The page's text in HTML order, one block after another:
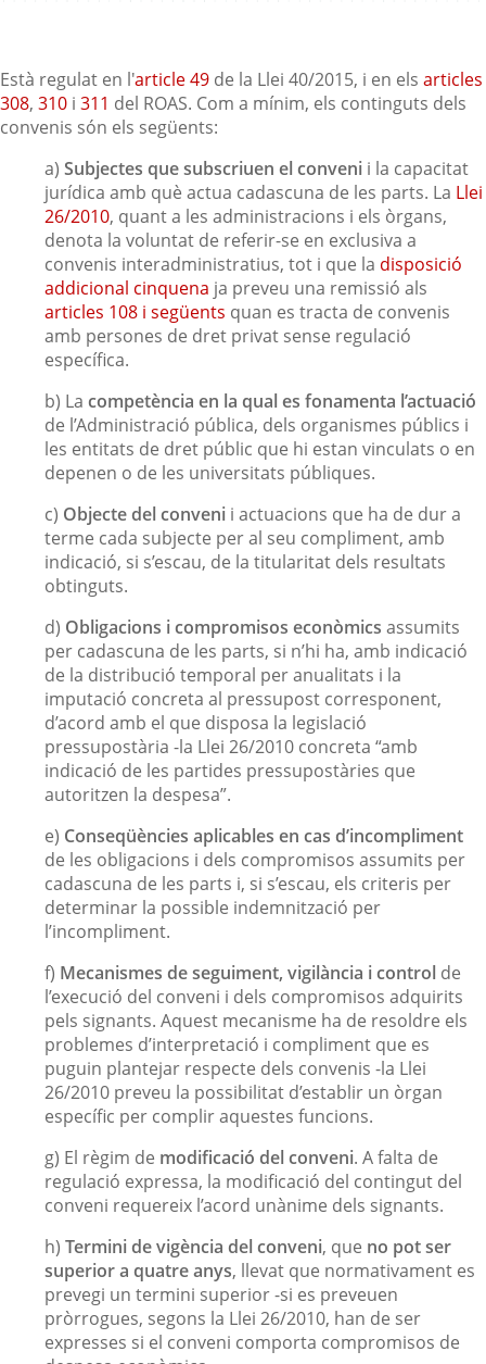
Està regulat en l'article 49 de la Llei 40/2015, i en els articles
308, 310 i 311 del ROAS. Com a mínim, els continguts dels
convenis són els següents:
a) Subjectes que subscriuen el convenii la capacitat
jurídica amb què actua cadascuna de les parts. La Llei
26/2010, quant a les administracions i els òrgans,
denota la voluntat de referir-se en exclusiva a
convenis interadministratius, tot i que la disposició
addicional cinquena ja preveu una remissió als
articles 108 i següents quan es tracta de convenis
amb persones de dret privat sense regulació
específica.
b) La competència en la qual es fonamenta l’actuació
de l’Administració pública, dels organismes públics i
les entitats de dret públic que hi estan vinculats o en
depenen o de les universitats públiques.
c) Objecte del convenii actuacions que ha de dur a
terme cada subjecte per al seu compliment, amb
indicació, si s’escau, de la titularitat dels resultats
obtinguts.
d) Obligacions i compromisos econòmics assumits
per cadascuna de les parts, si n’hi ha, amb indicació
de la distribució temporal per anualitats i la
imputació concreta al pressupost corresponent,
d’acord amb el que disposa la legislació
pressupostària -la Llei 26/2010 concreta “amb
indicació de les partides pressupostàries que
autoritzen la despesa”.
e) Conseqüències aplicables en cas d’incompliment
de les obligacions i dels compromisos assumits per
cadascuna de les parts i, si s’escau, els criteris per
determinar la possible indemnització per
l’incompliment.
f) Mecanismes de seguiment, vigilància i controlde
l’execució del conveni i dels compromisos adquirits
pels signants. Aquest mecanisme ha de resoldre els
problemes d’interpretació i compliment que es
puguin plantejar respecte dels convenis -la Llei
26/2010 preveu la possibilitat d’establir un òrgan
específic per complir aquestes funcions.
g) El règim de modificació del conveni. A falta de
regulació expressa, la modificació del contingut del
conveni requereix l’acord unànime dels signants.
h) Termini de vigència del conveni, que no pot ser
superior a quatre anys, llevat que normativament es
prevegi un termini superior -si es preveuen
pròrrogues, segons la Llei 26/2010, han de ser
expresses si el conveni comporta compromisos de